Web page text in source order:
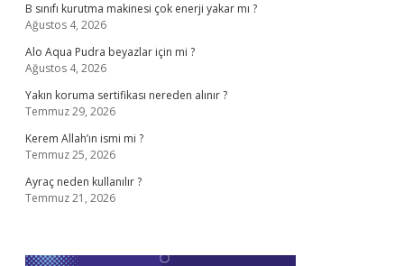
B sınıfı kurutma makinesi çok enerji yakar mı ?
Ağustos 4, 2026
Alo Aqua Pudra beyazlar için mi ?
Ağustos 4, 2026
Yakın koruma sertifikası nereden alınır ?
Temmuz 29, 2026
Kerem Allah’ın ismi mi ?
Temmuz 25, 2026
Ayraç neden kullanılır ?
Temmuz 21, 2026